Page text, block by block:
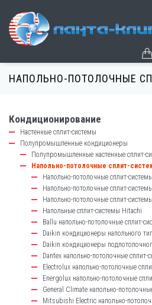
основному
НАПОЛЬНО-ПОТОЛОЧНЫЕ
catalog-
left-
block
Кондиционирование
Настенные сплит-системы
Полупромышленные кондиционеры
Полупромышленные настенные сплит-
Напольно-потолочные сплит-
Напольно-потолочные сплит-
Напольно-потолочные сплит-
Напольно-потолочные сплит-
Напольные сплит-системы Hitachi
Ballu напольно-потолочные сплит-
Daikin кондиционеры напольного
Daikin кондиционеры
Dantex напольно-потолочные сплит-
Electrolux напольно-потолочные
Energolux напольно-потолочные
General Climate напольно-
Mitsubishi Electric напольно-